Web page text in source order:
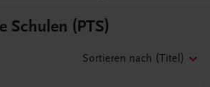
Schulen (PTS)
Sortieren nach (Titel)